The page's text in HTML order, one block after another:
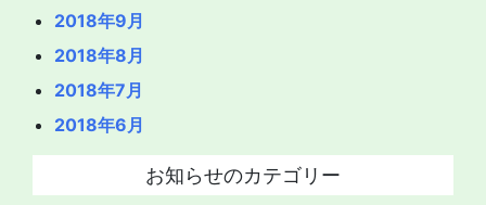
2018年9月
2018年8月
2018年7月
2018年6月
お知らせのカテゴリー